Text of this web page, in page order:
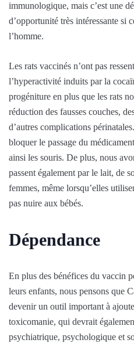
immunologique, mais c’est une
d’opportunité très intéressante si
l’homme.
Les rats vaccinés n’ont pas
l’hyperactivité induits par la
progéniture en plus que les rats
réduction des fausses couches,
d’autres complications
bloquer le passage du
ainsi les souris. De plus, nous
passent également par le lait, de
femmes, même lorsqu’elles
pas nuire aux bébés.
Dépendance
En plus des bénéfices du vaccin
leurs enfants, nous pensons que
devenir un outil important à
toxicomanie, qui devrait
psychiatrique, psychologique et